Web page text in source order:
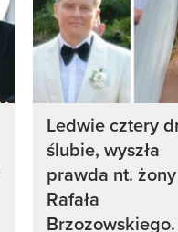
Ledwie cztery
ślubie, wyszła
prawda nt. żony
Rafała
Brzozowskiego.